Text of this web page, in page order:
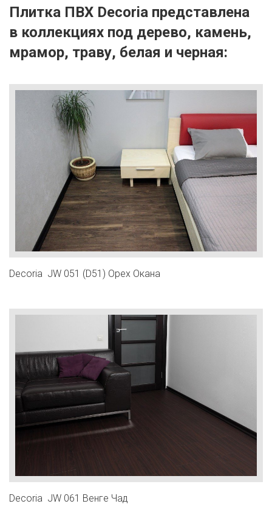
Плитка ПВХ Decoria представлена
в коллекциях под дерево, камень,
мрамор, траву, белая и черная:
Decoria JW 051 (D51) Орех Окана
Decoria JW 061 Венге Чад